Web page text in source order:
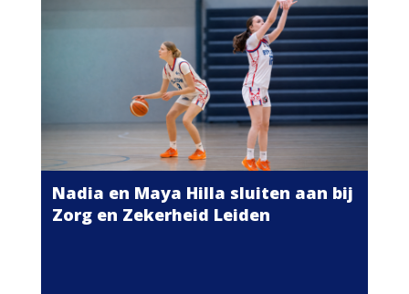
Nadia en Maya Hilla sluiten aan bij
Zorg en Zekerheid Leiden